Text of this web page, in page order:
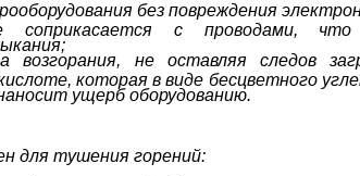
без повреждения
соприкасается с проводами, что
возгорания, не оставляя следов
которая в виде бесцветного
ущерб оборудованию.
для тушения горений: